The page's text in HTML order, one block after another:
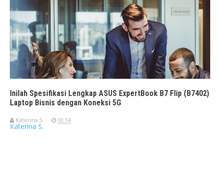
Inilah Spesifikasi Lengkap ASUS ExpertBook B7 Flip (B7402)
Laptop Bisnis dengan Koneksi 5G
Katerina S. 10.14
Katerina S.